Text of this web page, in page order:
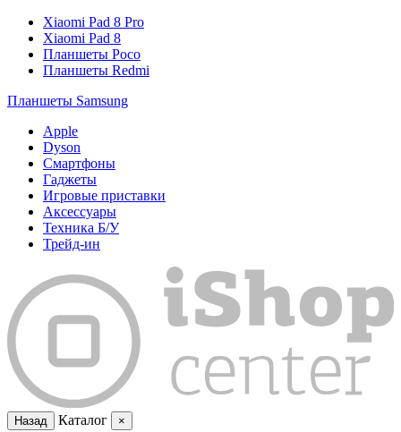
Xiaomi Pad 8 Pro
Xiaomi Pad 8
Планшеты Poco
Планшеты Redmi
Планшеты Samsung
Apple
Dyson
Смартфоны
Гаджеты
Игровые приставки
Аксессуары
Техника Б/У
Трейд-ин
Назад Каталог ×